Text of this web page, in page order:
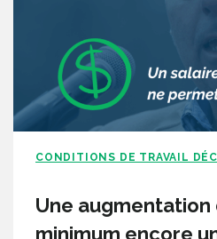
CONDITIONS DE TRAVAIL
Une augmentation
minimum encore